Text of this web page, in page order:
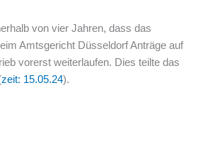
von vier Jahren, dass das
Amtsgericht Düsseldorf Anträge auf
vorerst weiterlaufen. Dies teilte das
zeit: 15.05.24).